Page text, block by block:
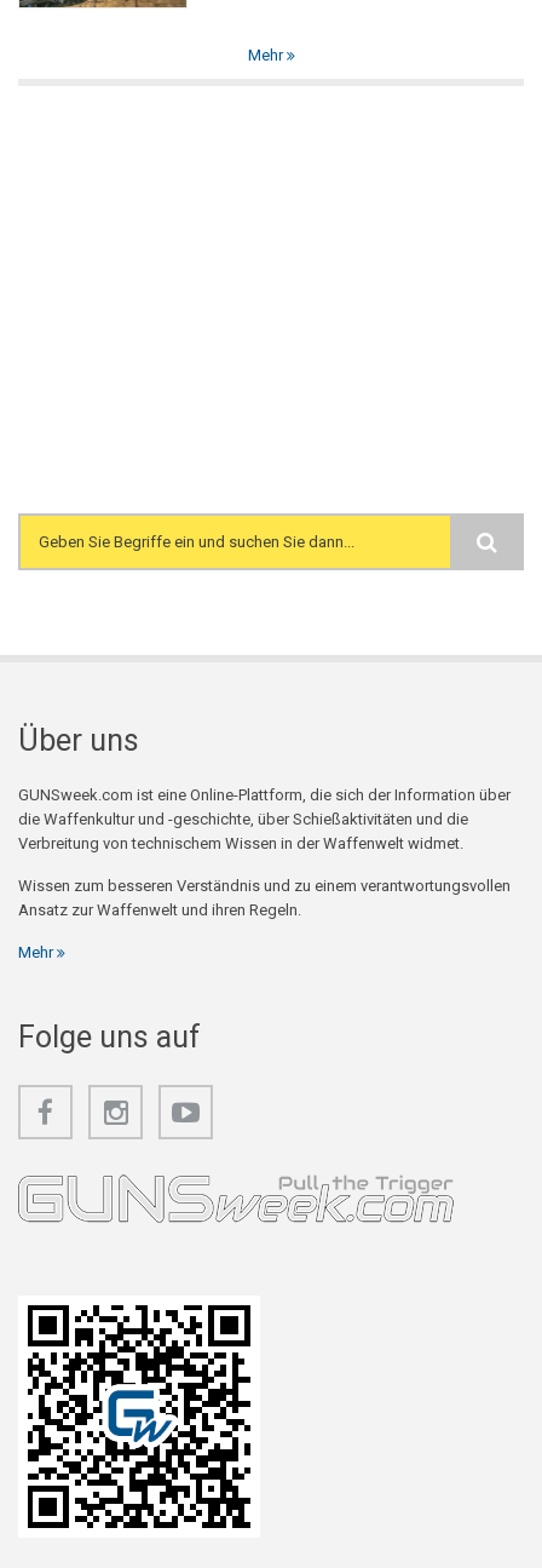
Mehr
Search form
Über uns
GUNSweek.com ist eine Online-Plattform, die sich der Information über
die Waffenkultur und -geschichte, über Schießaktivitäten und die
Verbreitung von technischem Wissen in der Waffenwelt widmet.
Wissen zum besseren Verständnis und zu einem verantwortungsvollen
Ansatz zur Waffenwelt und ihren Regeln.
Mehr
Folge uns auf